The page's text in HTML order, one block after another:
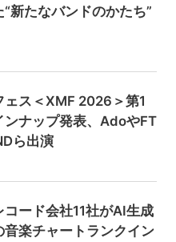
“新たなバンドのかたち”
ェス＜XMF 2026＞第1
ンナップ発表、AdoやFT
ら出演
コード会社11社がAI生成
音楽チャートランクイン